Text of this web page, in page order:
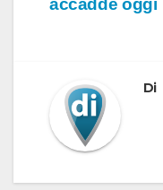
accadde oggi
Di